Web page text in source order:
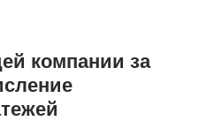
компании за